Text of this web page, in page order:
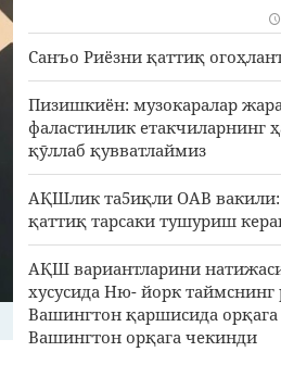
Санъо Риёзни қаттиқ
Пизишкиён: музокаралар
фаластинлик етакчиларнинг
қӯллаб қувватлаймиз
АҚШлик та5иқли ОАВ
қаттиқ тарсаки тушуриш
АҚШ вариантларини
хусусида Ню- йорк таймснинг
Вашингтон қаршисида
Вашингтон орқага чекинди